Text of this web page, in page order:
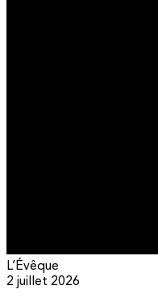
L’Évêque
2 juillet 2026